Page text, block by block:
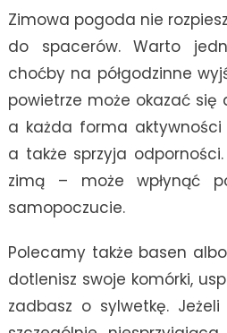
Zimowa pogoda nie
do spacerów. Warto
choćby na półgodzinne
powietrze może okazać się
a każda forma
a także sprzyja
zimą – może wpłynąć
samopoczucie.
Polecamy także basen
dotlenisz swoje komórki,
zadbasz o sylwetkę.